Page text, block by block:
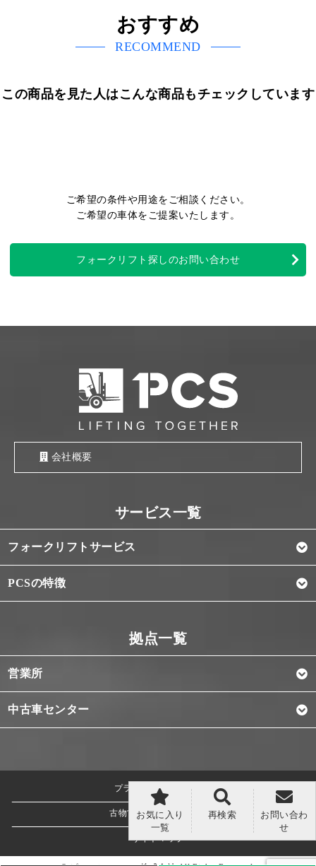
お気に入り
一覧
再検索
お問い合わ
せ
おすすめ
RECOMMEND
この商品を見た人はこんな商品もチェックしています
ご希望の条件や用途をご相談ください。
ご希望の車体をご提案いたします。
フォークリフト探しのお問い合わせ
会社概要
フォークリフトサービス
PCSの特徴
営業所
中古車センター
プライバシーポリシー
古物営業法に基づく表記
サイトマップ